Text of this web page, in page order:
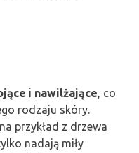
i nawilżające, co
rodzaju skóry.
przykład z drzewa
nadają miły